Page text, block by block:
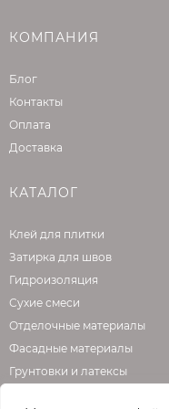
полнотелый
При монтаже
системы с
прибавлять
В случае
старого фонда
разрушения и
слоя.
Запрещено
большим
КОМПАНИЯ
Блог
Контакты
Оплата
Доставка
КАТАЛОГ
Клей для плитки
Затирка для швов
Гидроизоляция
Сухие смеси
Отделочные материалы
Фасадные материалы
Грунтовки и латексы